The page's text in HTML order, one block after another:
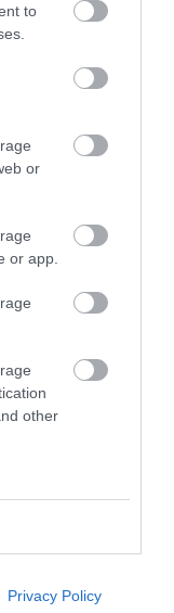
to
or
or app.
other
Privacy Policy
Τέλος στις
χωματερές
έρανος